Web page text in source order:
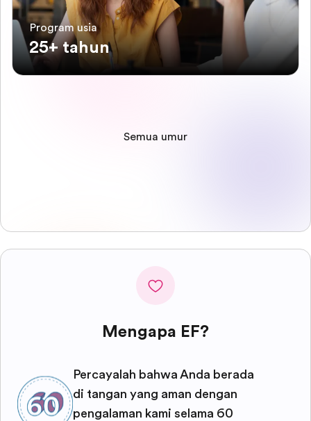
Program usia
25+ tahun
Semua umur
Mengapa EF?
Percayalah bahwa Anda berada
di tangan yang aman dengan
pengalaman kami selama 60